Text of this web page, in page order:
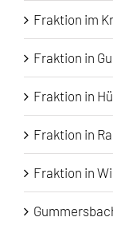
Fraktion im
Fraktion in
Fraktion in
Fraktion in
Fraktion in